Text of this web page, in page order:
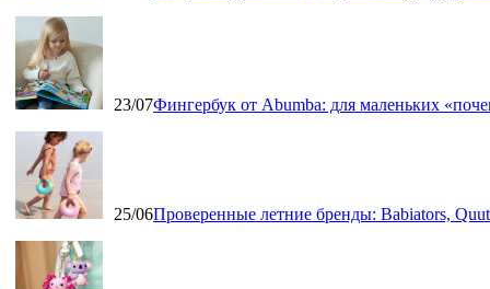
23/07Фингербук от Abumba: для маленьких
25/06Проверенные летние бренды: Babiators,